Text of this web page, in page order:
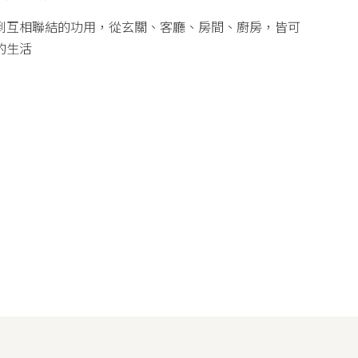
相聯結的功用，從玄關、客廳、房間、廚房，皆可
生活